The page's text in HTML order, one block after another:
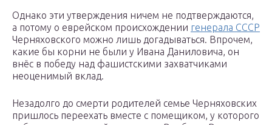
Однако эти утверждения ничем не подтверждаются,
а потому о еврейском происхождении генерала СССР
Черняховского можно лишь догадываться. Впрочем,
какие бы корни не были у Ивана Даниловича, он
внёс в победу над фашистскими захватчиками
неоценимый вклад.
Незадолго до смерти родителей семье Черняховских
пришлось переехать вместе с помещиком, у которого